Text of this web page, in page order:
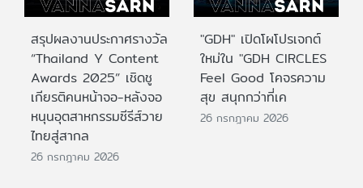
สรุปผลงานประกาศรางวัล
“Thailand Y Content
Awards 2025” เชิดชู
เกียรติคนหน้าจอ-หลังจอ
หนุนอุตสาหกรรมซีรีส์วาย
ไทยสู่สากล
26 กรกฎาคม 2026
"GDH" เปิดโผโปรเจกต์
ใหม่ใน "GDH CIRCLES
Feel Good โคจรความ
สุข สนุกกว่าที่เค
26 กรกฎาคม 2026